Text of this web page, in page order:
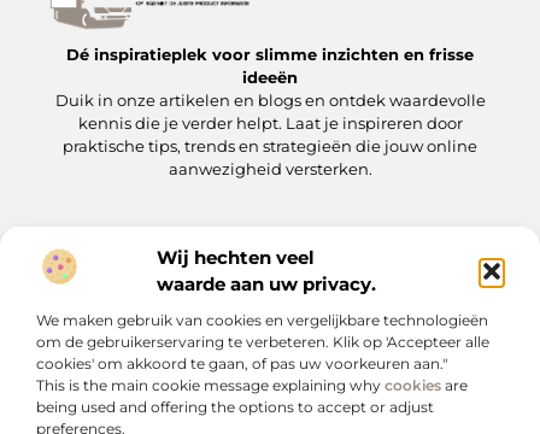
Wij hechten veel
waarde aan uw privacy.
We maken gebruik van cookies en vergelijkbare technologieën
om de gebruikerservaring te verbeteren. Klik op 'Accepteer alle
cookies' om akkoord te gaan, of pas uw voorkeuren aan."
This is the main cookie message explaining why cookies are
being used and offering the options to accept or adjust
preferences.
Dé inspiratieplek voor slimme inzichten en frisse
ideeën
Duik in onze artikelen en blogs en ontdek waardevolle
kennis die je verder helpt. Laat je inspireren door
praktische tips, trends en strategieën die jouw online
aanwezigheid versterken.
Onze informatie
Bericht categorie